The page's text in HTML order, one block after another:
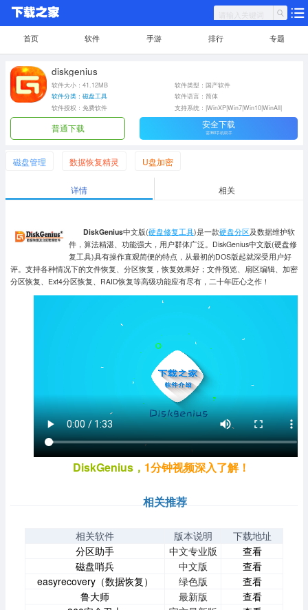
首页 软件 手游 排行 专题
diskgenius
软件大小：41.12MB
软件类型：国产软件
软件分类：磁盘工具
软件语言：简体
软件授权：免费软件
支持系统：|WinXP|Win7|Win10|WinAll|
普通下载 安全下载
需360手机助手
磁盘管理 数据恢复精灵 U盘加密
详情 相关
DiskGenius中文版(硬盘修复工具)是一款硬盘分区及数据维护软
件， 算法精湛、功能强大，用户群体广泛。 DiskGenius中文版(硬盘修
复工具)具有操作直观简便的特点，从最初的DOS版起就深受用户好
评。支持各种情况下的文件恢复、分区恢复，恢复效果好；文件预览、扇区编辑、加密
分区恢复、Ext4分区恢复、RAID恢复等高级功能应有尽有，二十年匠心之作！
DiskGenius， 1分钟视频深入了解！
相关推荐
相关软件 版本说明
下载地址
分区助手
中文专业版
查看
磁盘哨兵
中文版
查看
easyrecovery（数据恢复）
绿色版
查看
鲁大师
最新版
查看